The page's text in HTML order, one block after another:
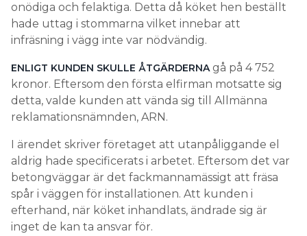
onödiga och felaktiga. Detta då köket hen beställt
hade uttag i stommarna vilket innebar att
infräsning i vägg inte var nödvändig.
ENLIGT KUNDEN SKULLE ÅTGÄRDERNAgå på 4 752
kronor. Eftersom den första elfirman motsatte sig
detta, valde kunden att vända sig till Allmänna
reklamationsnämnden, ARN.
I ärendet skriver företaget att utanpåliggande el
aldrig hade specificerats i arbetet. Eftersom det var
betongväggar är det fackmannamässigt att fräsa
spår i väggen för installationen. Att kunden i
efterhand, när köket inhandlats, ändrade sig är
inget de kan ta ansvar för.